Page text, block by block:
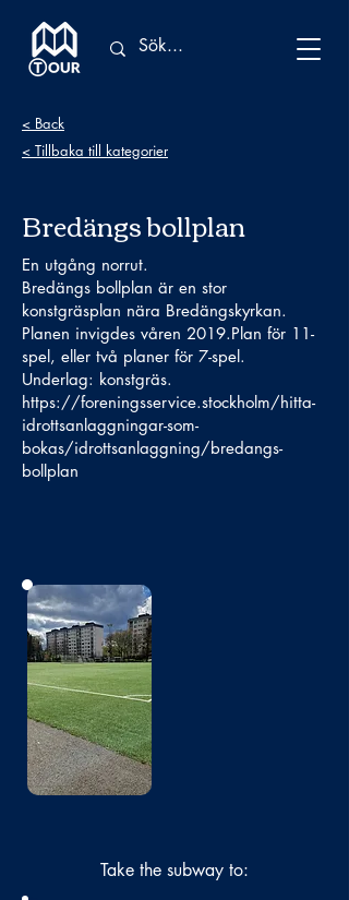
< Back
< Tillbaka till kategorier
Bredängs bollplan
En utgång norrut.
Bredängs bollplan är en stor
konstgräsplan nära Bredängskyrkan.
Planen invigdes våren 2019.Plan för 11-
spel, eller två planer för 7-spel.
Underlag: konstgräs.
https://foreningsservice.stockholm/hitta-
idrottsanlaggningar-som-
bokas/idrottsanlaggning/bredangs-
bollplan
No photo
Take the subway to: